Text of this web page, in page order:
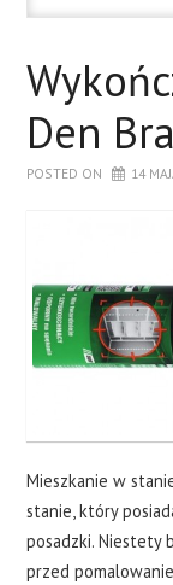
KUCHNIA
WYKOŃCZENIA
Den
POSTED ON 14
Mieszkanie w
stanie, który
posadzki. Niestety
przed